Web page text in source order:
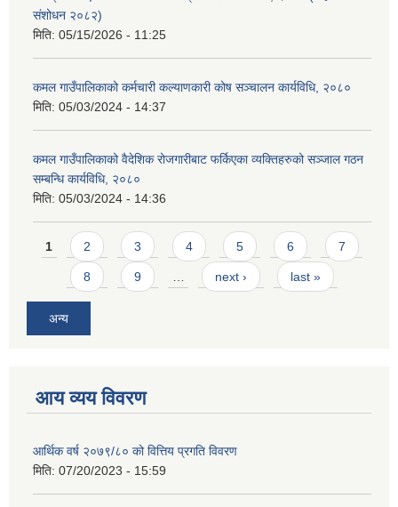
संशोधन २०८२)
मिति: 05/15/2026 - 11:25
कमल गाउँपालिकाको कर्मचारी कल्याणकारी कोष सञ्चालन कार्यविधि, २०८०
मिति: 05/03/2024 - 14:37
कमल गाउँपालिकाको वैदेशिक रोजगारीबाट फर्किएका व्यक्तिहरुको सञ्जाल गठन
सम्बन्धि कार्यविधि, २०८०
मिति: 05/03/2024 - 14:36
Pages
1 2 3 4 5 6 7
8 9 … next › last »
अन्य
आय व्यय विवरण
आर्थिक वर्ष २०७९/८० को वित्तिय प्रगति विवरण
मिति: 07/20/2023 - 15:59